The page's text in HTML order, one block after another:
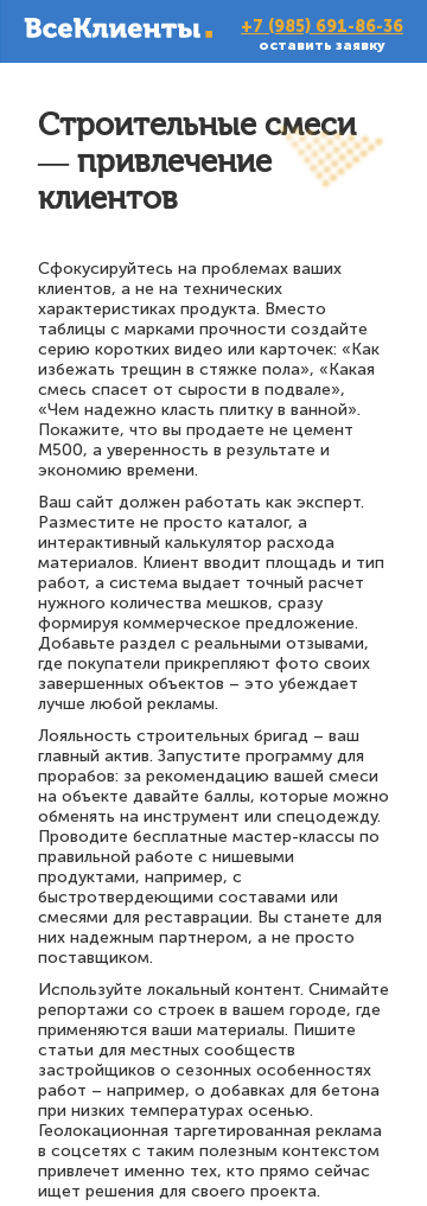
+7 (985) 691-86-36
оставить заявку
Строительные смеси
— привлечение
клиентов
Сфокусируйтесь на проблемах ваших
клиентов, а не на технических
характеристиках продукта. Вместо
таблицы с марками прочности создайте
серию коротких видео или карточек: «Как
избежать трещин в стяжке пола», «Какая
смесь спасет от сырости в подвале»,
«Чем надежно класть плитку в ванной».
Покажите, что вы продаете не цемент
М500, а уверенность в результате и
экономию времени.
Ваш сайт должен работать как эксперт.
Разместите не просто каталог, а
интерактивный калькулятор расхода
материалов. Клиент вводит площадь и тип
работ, а система выдает точный расчет
нужного количества мешков, сразу
формируя коммерческое предложение.
Добавьте раздел с реальными отзывами,
где покупатели прикрепляют фото своих
завершенных объектов – это убеждает
лучше любой рекламы.
Лояльность строительных бригад – ваш
главный актив. Запустите программу для
прорабов: за рекомендацию вашей смеси
на объекте давайте баллы, которые можно
обменять на инструмент или спецодежду.
Проводите бесплатные мастер-классы по
правильной работе с нишевыми
продуктами, например, с
быстротвердеющими составами или
смесями для реставрации. Вы станете для
них надежным партнером, а не просто
поставщиком.
Используйте локальный контент. Снимайте
репортажи со строек в вашем городе, где
применяются ваши материалы. Пишите
статьи для местных сообществ
застройщиков о сезонных особенностях
работ – например, о добавках для бетона
при низких температурах осенью.
Геолокационная таргетированная реклама
в соцсетях с таким полезным контекстом
привлечет именно тех, кто прямо сейчас
ищет решения для своего проекта.